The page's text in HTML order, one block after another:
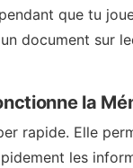
que tu
document sur
la
rapide. Elle
les